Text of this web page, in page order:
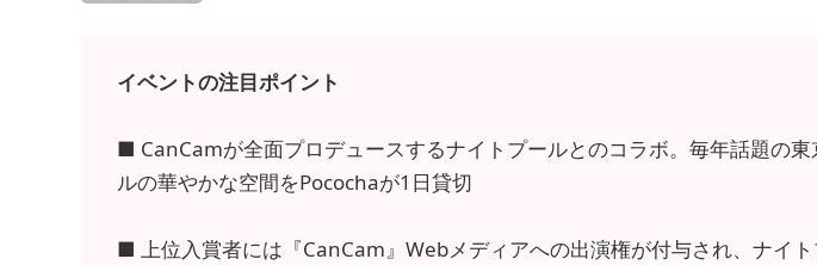
イベントの注目ポイント
■ CanCamが全面プロデュースするナイトプールとのコラボ。毎年話題の東
ルの華やかな空間をPocochaが1日貸切
■ 上位入賞者には『CanCam』Webメディアへの出演権が付与され、ナイト